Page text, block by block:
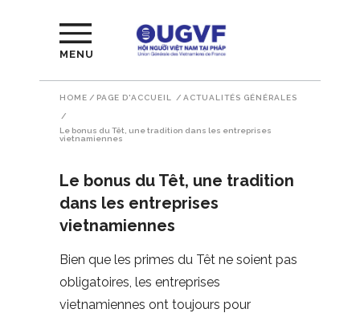
MENU
HOME / PAGE D'ACCUEIL / ACTUALITÉS GÉNÉRALES
/
Le bonus du Têt, une tradition dans les entreprises
vietnamiennes
Le bonus du Têt, une tradition
dans les entreprises
vietnamiennes
Bien que les primes du Têt ne soient pas
obligatoires, les entreprises
vietnamiennes ont toujours pour